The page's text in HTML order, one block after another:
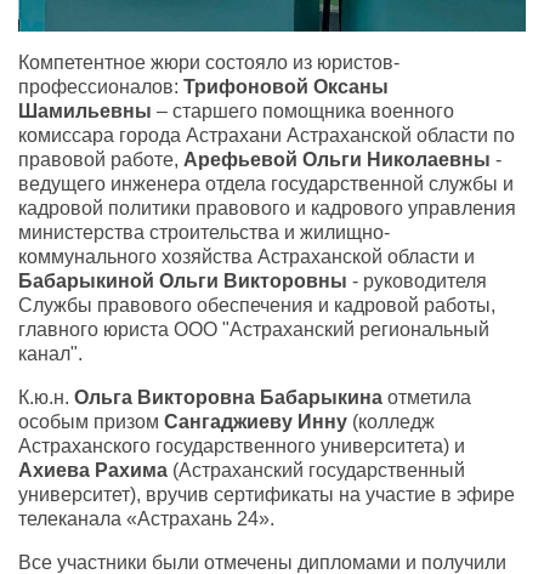
Компетентное жюри состояло из юристов-
профессионалов: Трифоновой Оксаны
Шамильевны – старшего помощника военного
комиссара города Астрахани Астраханской области по
правовой работе, Арефьевой Ольги Николаевны -
ведущего инженера отдела государственной службы и
кадровой политики правового и кадрового управления
министерства строительства и жилищно-
коммунального хозяйства Астраханской области и
Бабарыкиной Ольги Викторовны - руководителя
Службы правового обеспечения и кадровой работы,
главного юриста ООО "Астраханский региональный
канал".
К.ю.н. Ольга Викторовна Бабарыкина отметила
особым призом Сангаджиеву Инну (колледж
Астраханского государственного университета) и
Ахиева Рахима (Астраханский государственный
университет), вручив сертификаты на участие в эфире
телеканала «Астрахань 24».
Все участники были отмечены дипломами и получили